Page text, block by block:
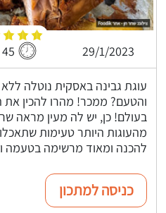
29/1/2023 45 דקות
עוגת גבינה באסקית נוטלה
והטעם? ממכר! מהרו להכין
בעולם! כן, יש לה מעין מראה
מהעוגות היותר טעימות
להכנה ומאוד מרשימה בטעמה
כניסה למתכון